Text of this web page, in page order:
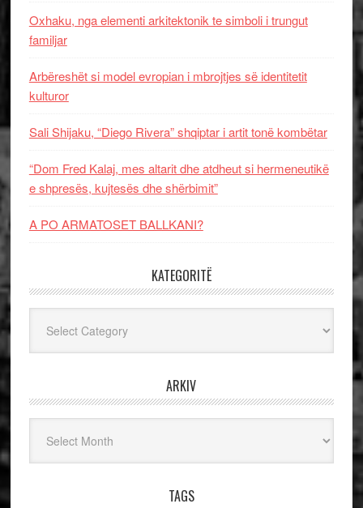
Oxhaku, nga elementi arkitektonik te simboli i trungut
familjar
Arbëreshët si model evropian i mbrojtjes së identitetit
kulturor
Sali Shijaku, “Diego Rivera” shqiptar i artit tonë kombëtar
“Dom Fred Kalaj, mes altarit dhe atdheut si hermeneutikë
e shpresës, kujtesës dhe shërbimit”
A PO ARMATOSET BALLKANI?
KATEGORITË
ARKIV
TAGS